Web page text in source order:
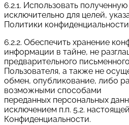
6.2.1. Использовать
исключительно для целей,
Политики
6.2.2. Обеспечить хранение
информации в тайне, не
предварительного
Пользователя, а также не
обмен, опубликование, либо
возможными способами
переданных персональных
исключением п.п. 5.2.
Конфиденциальности.